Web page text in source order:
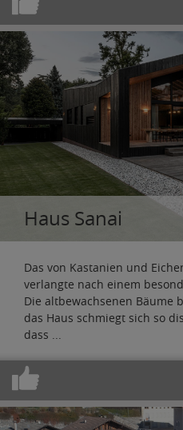
Haus Sanai
Das von Kastanien und
verlangte nach einem
Die altbewachsenen Bäume
das Haus schmiegt sich so
dass ...